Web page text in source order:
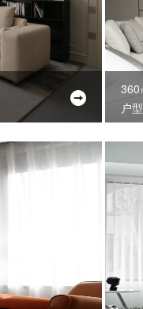
360
户